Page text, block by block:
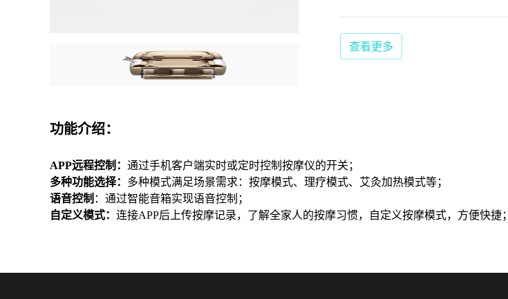
查看更多
功能介绍：
APP远程控制： 通过手机客户端实时或定时控制按摩仪的开关；
多种功能选择： 多种模式满足场景需求：按摩模式、理疗模式、艾灸加热模式等；
语音控制 ：通过智能音箱实现语音控制；
自定义模式： 连接APP后上传按摩记录，了解全家人的按摩习惯，自定义按摩模式，方便快捷；